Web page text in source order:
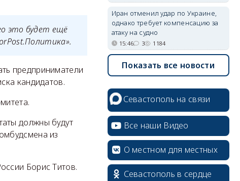
это будет ещё
предприниматели
кандидатов.
должны будут
из
Борис Титов.
Иран отменил удар по Украине,
однако требует компенсацию за
атаку на судно
15:46 3 1184
Показать все новости
Севастополь на связи
Все наши Видео
О местном для местных
Севастополь в сердце